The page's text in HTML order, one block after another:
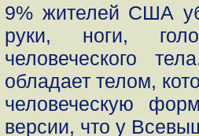
9% жителей США
руки, ноги,
человеческого
обладает телом,
человеческую
версии, что у